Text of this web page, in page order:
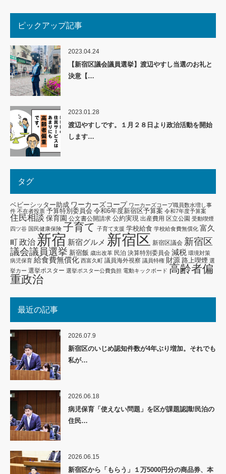
ピックアップ記事
2023.04.24
【新宿区議会議員選挙】渡辺やすし当選のお礼と
決意【…
2023.01.28
渡辺やすしです。１月２８日より政治活動を開始
します…
タグ
ベビーシッター助成 ワーカーズコープ ワーカーズコープ職員数水増し事
件 不在者投票 予算特別委員会 令和6年度新宿区予算案 令和7年度予算案
住民相談 保育園 公文書公開請求 公約実現 出産費用 区立公園 受動喫煙
四ツ谷 国民健康保険 子育て 子育て支援 学校給食 学校給食費無償化 富久
町政治 新宿 新宿グルメ 新宿区 新宿区議会 新宿区
議会議員選挙 新宿飯 歳出改革 民泊 決算特別委員会 減税 環境対策
病児保育 給食費無償化 西富久町 議員海外視察 議員特権 財源 路上喫煙 選
挙カー 選挙ポスター 選挙ポスター公費負担 電動キックボード 高齢者偏
重政治
最近の記事
2026.07.9
新宿区のいじめ認知件数が4年ぶり増加。それでも
私が…
2026.06.18
病児保育「使えない問題」を区が課題認識!民泊の
住民…
2026.06.15
新宿区から「もらう」１万5000円分の商品券、本